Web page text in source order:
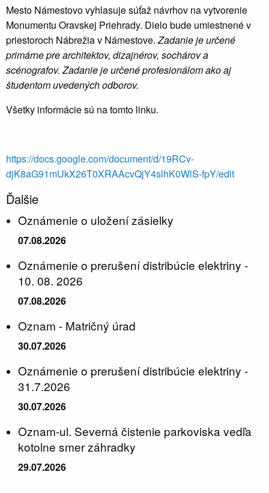
Mesto Námestovo vyhlasuje súťaž návrhov na vytvorenie
Monumentu Oravskej Priehrady. Dielo bude umiestnené v
priestoroch Nábrežia v Námestove.Zadanie je určené
primárne pre architektov, dizajnérov, sochárov a
scénografov. Zadanie je určené profesionálom ako aj
študentom uvedených odborov.
Všetky informácie sú na tomto linku.
https://docs.google.com/document/d/19RCv-
djK8aG91mUkX26T0XRAAcvQjY4slhK0WlS-fpY/edit
Ďalšie
Oznámenie o uložení zásielky
07.08.2026
Oznámenie o prerušení distribúcie elektriny -
10. 08. 2026
07.08.2026
Oznam - Matričný úrad
30.07.2026
Oznámenie o prerušení distribúcie elektriny -
31.7.2026
30.07.2026
Oznam-ul. Severná čistenie parkoviska vedľa
kotolne smer záhradky
29.07.2026